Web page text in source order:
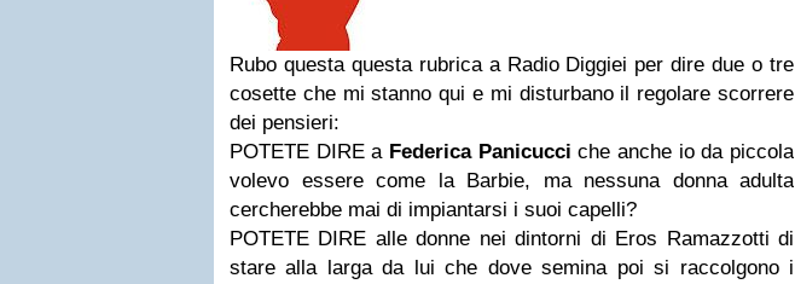
Rubo questa questa rubrica a Radio Diggiei per dire due o tre
cosette che mi stanno qui e mi disturbano il regolare scorrere
dei pensieri:
POTETE DIRE a Federica Panicucci che anche io da piccola
volevo essere come la Barbie, ma nessuna donna adulta
cercherebbe mai di impiantarsi i suoi capelli?
POTETE DIRE alle donne nei dintorni di Eros Ramazzotti di
stare alla larga da lui che dove semina poi si raccolgono i